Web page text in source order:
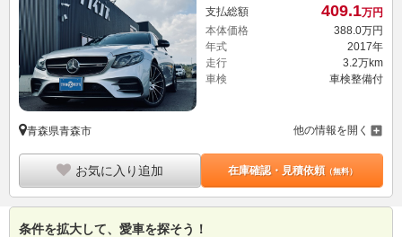
支払総額 409.1万円
本体価格
388. 0万円
年式
2017年
走行
3.2万km
車検
車検整備付
青森県青森市 他の情報を開く
お気に入り追加 在庫確認・見積依頼（無料）
条件を拡大して、愛車を探そう！